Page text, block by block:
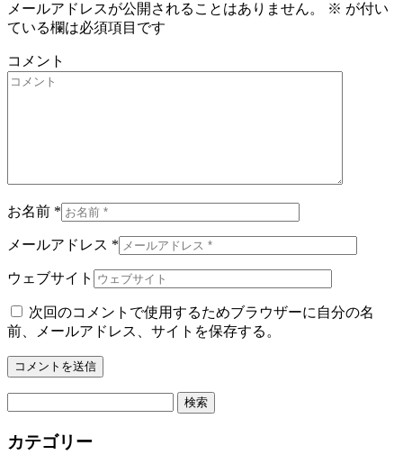
メールアドレスが公開されることはありません。 ※ が付い
ている欄は必須項目です
コメント
お名前 *
メールアドレス *
ウェブサイト
次回のコメントで使用するためブラウザーに自分の名
前、メールアドレス、サイトを保存する。
カテゴリー